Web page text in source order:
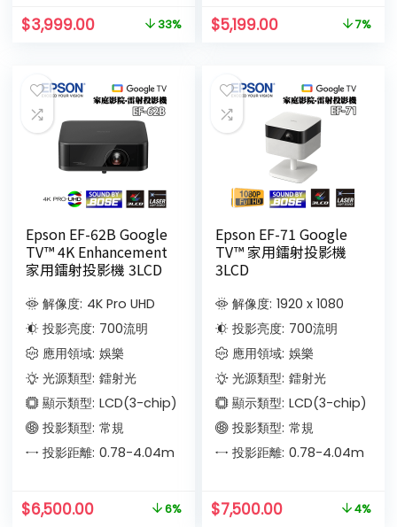
$3,999.00 33% $5,199.00 7%
Epson EF-62B Google
TV™ 4K Enhancement
家用鐳射投影機 3LCD
解像度: 4K Pro UHD
投影亮度: 700流明
應用領域: 娛樂
光源類型: 鐳射光
顯示類型: LCD(3-chip)
投影類型: 常規
投影距離: 0.78-4.04m
$6,500.00 6%
Epson EF-71 Google
TV™ 家用鐳射投影機
3LCD
解像度: 1920 x 1080
投影亮度: 700流明
應用領域: 娛樂
光源類型: 鐳射光
顯示類型: LCD(3-chip)
投影類型: 常規
投影距離: 0.78-4.04m
$7,500.00 4%